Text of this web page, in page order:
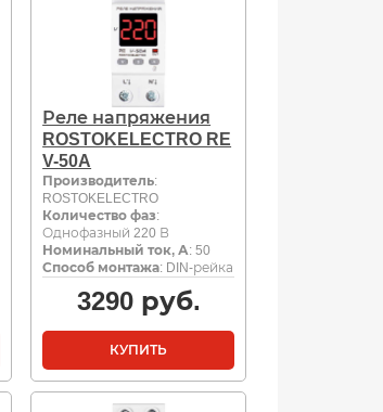
Реле напряжения
ROSTOKELECTRO RE
V-50A
Производитель:
ROSTOKELECTRO
Количество фаз:
Однофазный 220 В
Номинальный ток, А: 50
Способ монтажа: DIN-рейка
3290руб.
КУПИТЬ